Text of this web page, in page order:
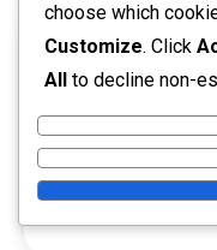
Cricket Scoring
choose which
Customize. Click
All to decline non-